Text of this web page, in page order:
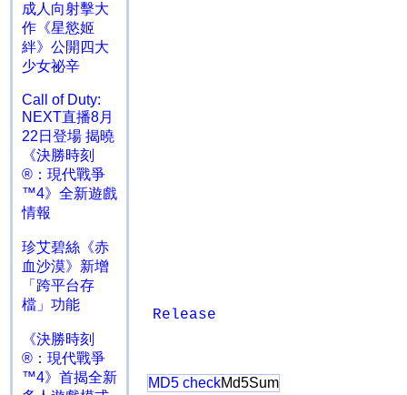
成人向射擊大
作《星慾姬
絆》公開四大
少女祕辛
Call of Duty:
NEXT直播8月
22日登場 揭曉
《決勝時刻
®：現代戰爭
™4》全新遊戲
情報
珍艾碧絲《赤
血沙漠》新增
「跨平台存
檔」功能
《決勝時刻
®：現代戰爭
™4》首揭全新
Release
MD5 checkMd5Sum